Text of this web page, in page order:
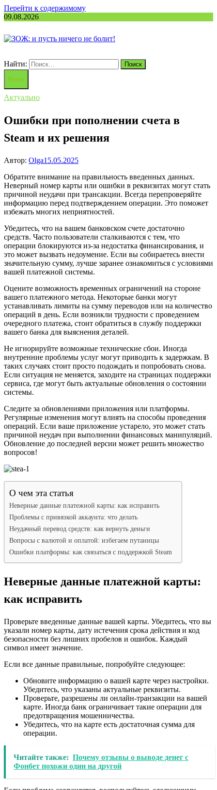
Перейти к содержимому
09.08.2026
Найти:
Меню
Актуально
Ошибки при пополнении счета в
Steam и их решения
Автор: Olga15.05.2025
Обратите внимание на правильность введенных данных.
Неверный номер карты или ошибки в реквизитах могут стать
причиной неудачи при трансакции. Всегда перепроверяйте
информацию перед подтверждением операции. Это поможет
избежать многих неприятностей.
Убедитесь, что на вашем банковском счете достаточно
средств. Часто пользователи сталкиваются с тем, что
операции блокируются из-за недостатка финансирования, и
это может вызвать недоумение. Если вы собираетесь внести
значительную сумму, лучше заранее ознакомиться с условиями
вашей платежной системы.
Оцените возможность временных ограничений на стороне
вашего платежного метода. Некоторые банки могут
устанавливать лимиты на сумму переводов или на количество
операций в день. Если возникли трудности с проведением
очередного платежа, стоит обратиться в службу поддержки
вашего банка для выяснения деталей.
Не игнорируйте возможные технические сбои. Иногда
внутренние проблемы услуг могут приводить к задержкам. В
таких случаях стоит просто подождать и попробовать снова.
Если ситуация не меняется, заходите на страницах поддержки
сервиса, где могут быть актуальные обновления о состоянии
системы.
Следите за обновлениями приложения или платформы.
Регулярные изменения могут влиять на способы проведения
операций. Если ваше приложение устарело, это может стать
причиной неудач при выполнении финансовых манипуляций.
Обновление до последней версии может решить множество
вопросов!
О чем эта статья
Неверные данные платежной карты: как исправить
Проблемы с привязкой аккаунта: что делать
Неудачный перевод средств: как вернуть деньги
Вопросы с валютой и оплатой: избегаем путаницы
Ошибки платформы: как связаться с поддержкой Steam
Неверные данные платежной карты:
как исправить
Проверьте введенные данные вашей карты. Убедитесь, что вы
указали номер карты, дату истечения срока действия и код
безопасности без лишних пробелов и ошибок. Каждый
символ имеет значение.
Если все данные правильные, попробуйте следующее:
Обновите информацию о вашей карте через настройки.
Убедитесь, что указаны актуальные реквизиты.
Проверьте, разрешены ли онлайн-транзакции на вашей
карте. Иногда банк ограничивает такие операции для
предотвращения мошенничества.
Убедитесь, что на карте есть достаточная сумма для
операции.
Читайте также: Почему отзывы о выводе денег с
Фонбет похожи один на другой